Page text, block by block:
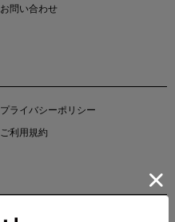
お問い合わせ
プライバシーポリシー
ご利用規約